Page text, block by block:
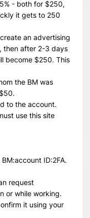
- both for $250,
it gets to 250
an advertising
then after 2-3 days
become $250. This
the BM was
to the account.
use this site
ID:2FA.
request
or while working.
it using your